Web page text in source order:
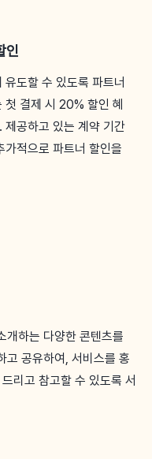
인
유도할 수 있도록 파트너
첫 결제 시 20% 할인 혜
제공하고 있는 계약 기간
가적으로 파트너 할인을
개하는 다양한 콘텐츠를
고 공유하여, 서비스를 홍
리고 참고할 수 있도록 서